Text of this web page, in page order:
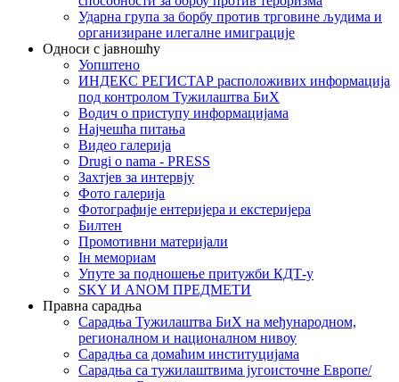
Ударна група за борбу против трговине људима и
организиране илегалне имиграције
Односи с јавношћу
Уопштено
ИНДЕКС РЕГИСТАР расположивих информација
под контролом Тужилаштва БиХ
Водич о приступу информацијама
Најчешћа питања
Видео галерија
Drugi o nama - PRESS
Захтјев за интервју
Фото галерија
Фотографије ентеријера и екстеријера
Билтен
Промотивни материјали
Iн мемориам
Упуте за подношење притужби КДТ-у
SKY И ANOM ПРЕДМЕТИ
Правна сарадња
Сарадња Тужилаштва БиХ на међународном,
регионалном и националном нивоу
Сарадња са домаћим институцијама
Сарадња са тужилаштвима југоисточне Европе/